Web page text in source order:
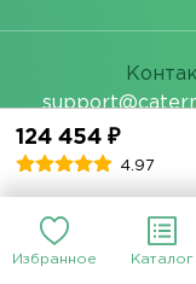
Избранное Каталог
124 454 ₽
4.97